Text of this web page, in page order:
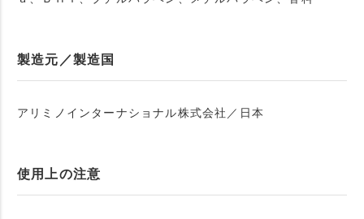
製造元／製造国
アリミノインターナショナル株式会社／日本
使用上の注意